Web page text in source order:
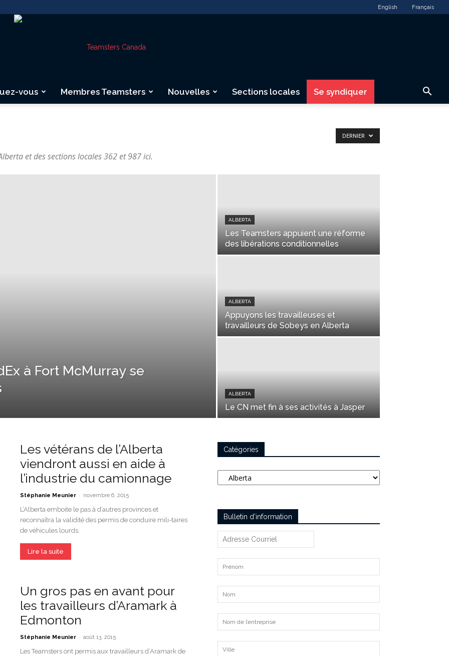
English Français
Canada
vous Membres Teamsters Nouvelles Sections locales Se syndiquer
et des sections locales 362 et 987 ici.
DERNIER
à Fort McMurray se
ALBERTA
Les Teamsters appuient une réforme
des libérations conditionnelles
ALBERTA
Appuyons les travailleuses et
travailleurs de Sobeys en Alberta
ALBERTA
Le CN met fin à ses activités à Jasper
Les vétérans de l’Alberta
viendront aussi en aide à
l’industrie du camionnage
Stéphanie Meunier - novembre 6, 2015
L’Alberta emboite le pas à d’autres provinces et
reconnaîtra la validité des permis de conduire mili-taires
de véhicules lourds.
Lire la suite
Un gros pas en avant pour
les travailleurs d’Aramark à
Edmonton
Stéphanie Meunier - août 13, 2015
Les Teamsters ont permis aux travailleurs d’Aramark de
Catégories
Catégories
Bulletin d’information